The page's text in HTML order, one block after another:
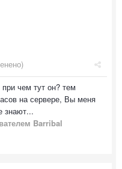
чем тут он? тем
на сервере, Вы меня
знают...
Barribal